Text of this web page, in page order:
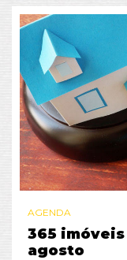
AGENDA
365 imóveis
agosto